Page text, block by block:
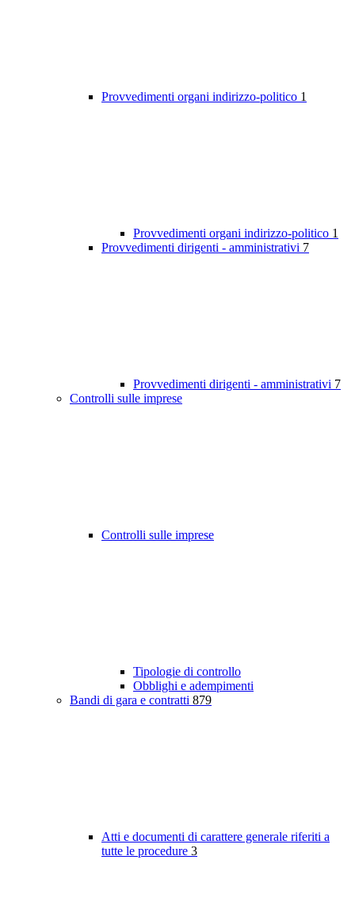
Provvedimenti organi indirizzo-politico 1
Provvedimenti organi indirizzo-politico 1
Provvedimenti dirigenti - amministrativi 7
Provvedimenti dirigenti - amministrativi 7
Controlli sulle imprese
Controlli sulle imprese
Tipologie di controllo
Obblighi e adempimenti
Bandi di gara e contratti 879
Atti e documenti di carattere generale riferiti a
tutte le procedure 3